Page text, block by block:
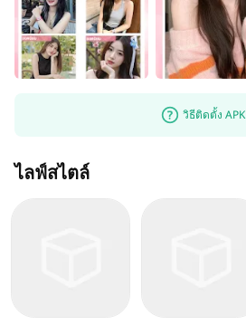
วิธีติดตั้ง APK
ไลฟ์สไตล์